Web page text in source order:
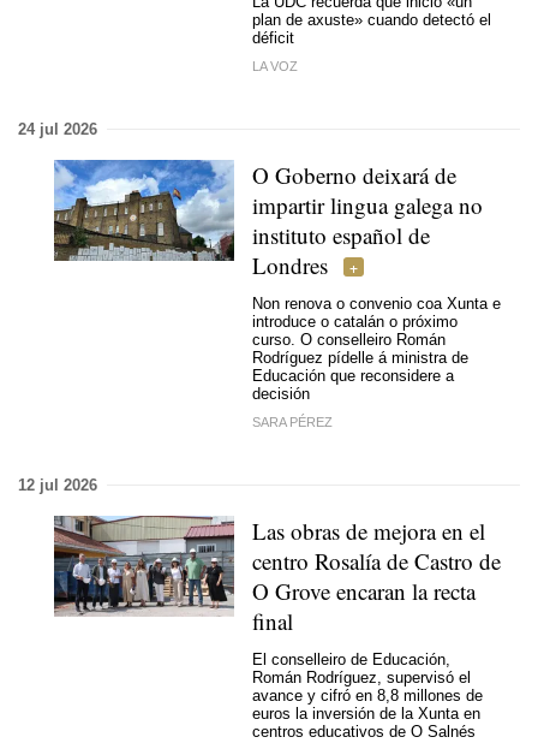
plan de axuste» cuando detectó el
déficit
LA VOZ
24 jul 2026
O Goberno deixará de
impartir lingua galega no
instituto español de
Londres
Non renova o convenio coa Xunta e
introduce o catalán o próximo
curso. O conselleiro Román
Rodríguez pídelle á ministra de
Educación que reconsidere a
decisión
SARA PÉREZ
12 jul 2026
Las obras de mejora en el
centro Rosalía de Castro de
O Grove encaran la recta
final
El conselleiro de Educación,
Román Rodríguez, supervisó el
avance y cifró en 8,8 millones de
euros la inversión de la Xunta en
centros educativos de O Salnés